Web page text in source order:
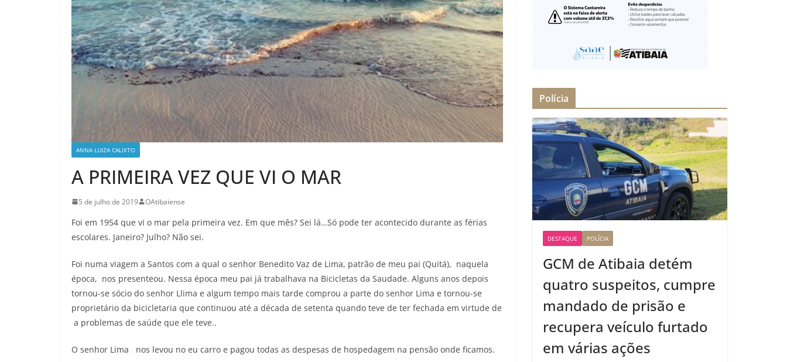
ANNA LUIZA CALIXTO
A PRIMEIRA VEZ QUE VI O MAR
5 de julho de 2019 OAtibaiense
Foi em 1954 que vi o mar pela primeira vez. Em que mês? Sei lá…Só pode ter acontecido durante as férias
escolares. Janeiro? Julho? Não sei.
Foi numa viagem a Santos com a qual o senhor Benedito Vaz de Lima, patrão de meu pai (Quitá), naquela
época, nos presenteou. Nessa época meu pai já trabalhava na Bicicletas da Saudade. Alguns anos depois
tornou-se sócio do senhor Llima e algum tempo mais tarde comprou a parte do senhor Lima e tornou-se
proprietário da bicicletaria que continuou até a década de setenta quando teve de ter fechada em virtude de
a problemas de saúde que ele teve..
O senhor Lima nos levou no eu carro e pagou todas as despesas de hospedagem na pensão onde ficamos.
Polícia
DESTAQUE POLÍCIA
GCM de Atibaia detém
quatro suspeitos, cumpre
mandado de prisão e
recupera veículo furtado
em várias ações